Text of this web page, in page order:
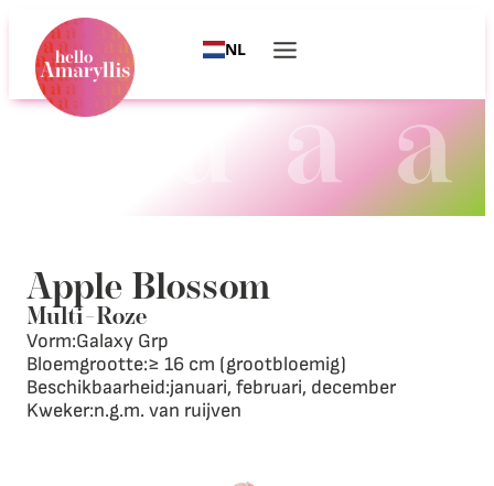
NL
Apple Blossom
Multi–Roze
Vorm:Galaxy Grp
Bloemgrootte:≥ 16 cm (grootbloemig)
Beschikbaarheid:januari, februari, december
Kweker:n.g.m. van ruijven